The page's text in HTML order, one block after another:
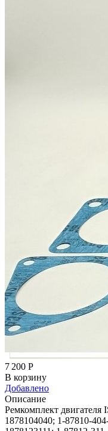
7 200 Р
В корзину
Добавлено
Описание
Ремкомплект
1878104040; 1-87810-